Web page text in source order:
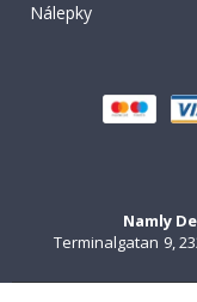
Nálepky
Namly
Terminalgatan 9,